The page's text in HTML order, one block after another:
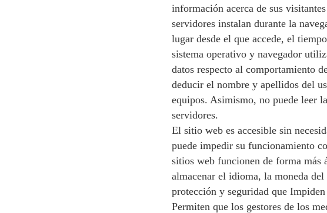
información acerca de sus
servidores instalan durante la
lugar desde el que accede, el
sistema operativo y navegador
datos respecto al comportamiento
deducir el nombre y apellidos del
equipos. Asimismo, no puede leer
servidores.
El sitio web es accesible sin
puede impedir su funcionamiento
sitios web funcionen de forma más
almacenar el idioma, la moneda
protección y seguridad que
Permiten que los gestores de los